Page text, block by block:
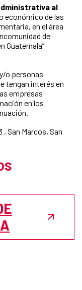
al
económico de las
en el área
de
Guatemala”
o personas
tengan interés en
empresas
en los
San Marcos, San